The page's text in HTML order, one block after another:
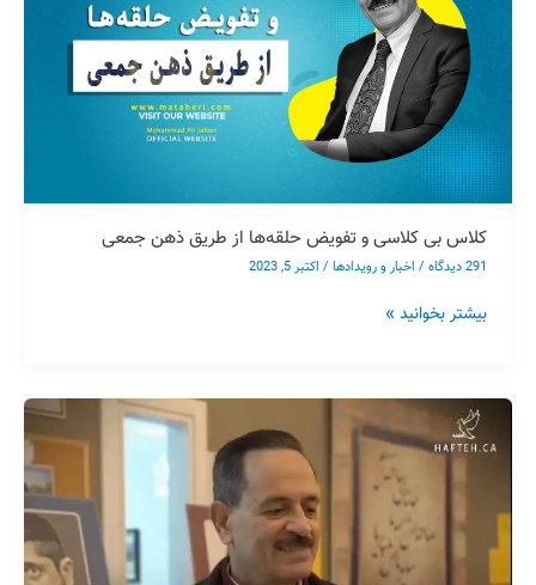
کلاس بی کلاسی و تفویض حلقه‌ها از طریق ذهن جمعی
291 دیدگاه / اخبار و رویدادها/ اکتبر 5, 2023
تفویض
حلقه‌ها
طریق
ذهن
جمعی
بیشتر بخوانید »
مصاحبه
مجله
خبری
محمدعلی طاهری